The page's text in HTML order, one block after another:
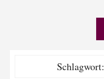
Schlagwort: